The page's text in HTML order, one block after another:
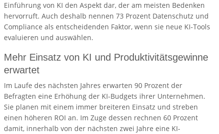
Einführung von KI den Aspekt dar, der am meisten Bedenken
hervorruft. Auch deshalb nennen 73 Prozent Datenschutz und
Compliance als entscheidenden Faktor, wenn sie neue KI-Tools
evaluieren und auswählen.
Mehr Einsatz von KI und Produktivitätsgewinne
erwartet
Im Laufe des nächsten Jahres erwarten 90 Prozent der
Befragten eine Erhöhung der KI-Budgets ihrer Unternehmen.
Sie planen mit einem immer breiteren Einsatz und streben
einen höheren ROI an. Im Zuge dessen rechnen 60 Prozent
damit, innerhalb von der nächsten zwei Jahre eine KI-